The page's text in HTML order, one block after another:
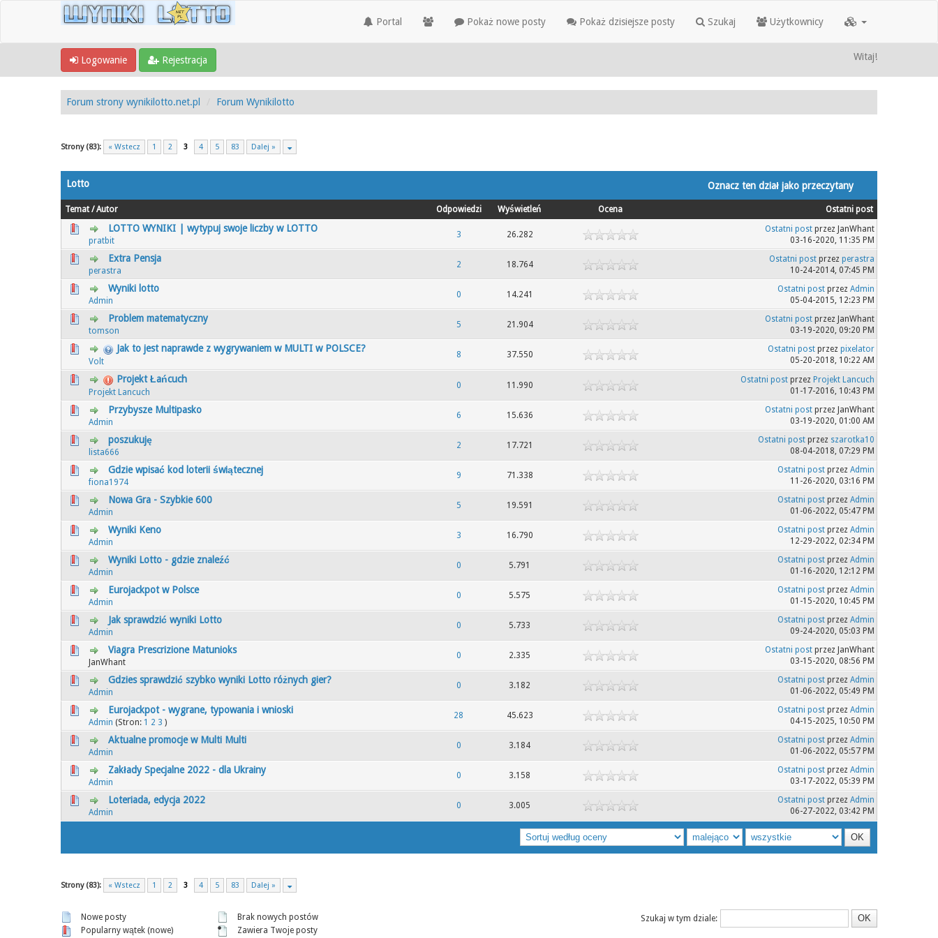
Portal Pokaż nowe posty Pokaż dzisiejsze posty Szukaj Użytkownicy
Logowanie Rejestracja Witaj!
Forum strony wynikilotto.net.pl Forum Wynikilotto
Strony (83): « Wstecz 1 2 3 4 5 83 Dalej »
Lotto Oznacz ten dział jako przeczytany
Temat /Autor Odpowiedzi Wyświetleń Ocena Ostatni post
LOTTO WYNIKI | wytypuj swoje liczby w LOTTO
pratbit
3 26.282
0 głosów - średnia ocena: 0 na 5 gwiazdek
12 345 Ostatni postprzez JanWhant
03-16-2020, 11:35 PM
Extra Pensja
perastra
2 18.764
0 głosów - średnia ocena: 0 na 5 gwiazdek Ostatni postprzez perastra
10-24-2014, 07:45 PM
Wyniki lotto
Admin
0 14.241
0 głosów - średnia ocena: 0 na 5 gwiazdek Ostatni postprzez Admin
05-04-2015, 12:23 PM
Problem matematyczny
tomson
5 21.904
0 głosów - średnia ocena: 0 na 5 gwiazdek Ostatni postprzez JanWhant
03-19-2020, 09:20 PM
Jak to jest naprawde z wygrywaniem w MULTI w POLSCE?
Volt
8 37.550
0 głosów - średnia ocena: 0 na 5 gwiazdek
12345 Ostatni postprzez pixelator
05-20-2018, 10:22 AM
Projekt Łańcuch
Projekt Lancuch
0 11.990
0 głosów - średnia ocena: 0 na 5 gwiazdek Ostatni postprzez Projekt Lancuch
01-17-2016, 10:43 PM
Przybysze Multipasko
Admin
6 15.636
0 głosów - średnia ocena: 0 na 5 gwiazdek Ostatni postprzez JanWhant
03-19-2020, 01:00 AM
poszukuję
lista666
2 17.721
0 głosów - średnia ocena: 0 na 5 gwiazdek Ostatni postprzez szarotka10
08-04-2018, 07:29 PM
Gdzie wpisać kod loterii świątecznej
fiona1974
9 71.338
0 głosów - średnia ocena: 0 na 5 gwiazdek
12345 Ostatni postprzez Admin
11-26-2020, 03:16 PM
Nowa Gra - Szybkie 600
Admin
5 19.591
0 głosów - średnia ocena: 0 na 5 gwiazdek Ostatni postprzez Admin
01-06-2022, 05:47 PM
Wyniki Keno
Admin
3 16.790
0 głosów - średnia ocena: 0 na 5 gwiazdek Ostatni postprzez Admin
12-29-2022, 02:34 PM
Wyniki Lotto - gdzie znaleźć
Admin
0 5.791
0 głosów - średnia ocena: 0 na 5 gwiazdek Ostatni postprzez Admin
01-16-2020, 12:12 PM
Eurojackpot w Polsce
Admin
0 5.575
0 głosów - średnia ocena: 0 na 5 gwiazdek Ostatni postprzez Admin
01-15-2020, 10:45 PM
Jak sprawdzić wyniki Lotto
Admin
0 5.733
0 głosów - średnia ocena: 0 na 5 gwiazdek Ostatni postprzez Admin
09-24-2020, 05:03 PM
Viagra Prescrizione Matunioks
JanWhant
0 2.335
0 głosów - średnia ocena: 0 na 5 gwiazdek
1 Ostatni postprzez JanWhant
03-15-2020, 08:56 PM
Gdzies sprawdzić szybko wyniki Lotto różnych gier?
Admin
0 3.182
0 głosów - średnia ocena: 0 na 5 gwiazdek
12 345 Ostatni postprzez Admin
01-06-2022, 05:49 PM
Eurojackpot - wygrane, typowania i wnioski
Admin (Stron: 1 2 3 )
28 45.623
0 głosów - średnia ocena: 0 na 5 gwiazdek
1234 5 Ostatni postprzez Admin
04-15-2025, 10:50 PM
Aktualne promocje w Multi Multi
Admin
0 3.184
0 głosów - średnia ocena: 0 na 5 gwiazdek
12 Ostatni postprzez Admin
01-06-2022, 05:57 PM
Zakłady Specjalne 2022 - dla Ukrainy
Admin
0 3.158
0 głosów - średnia ocena: 0 na 5 gwiazdek
12345 Ostatni postprzez Admin
03-17-2022, 05:39 PM
Loteriada, edycja 2022
Admin
0 3.005
0 głosów - średnia ocena: 0 na 5 gwiazdek Ostatni postprzez Admin
06-27-2022, 03:42 PM
Strony (83): « Wstecz 1 2 3 4 5 83 Dalej »
Nowe posty
Popularny wątek (nowe)
Brak nowych postów
Zawiera Twoje posty
Szukaj w tym dziale: